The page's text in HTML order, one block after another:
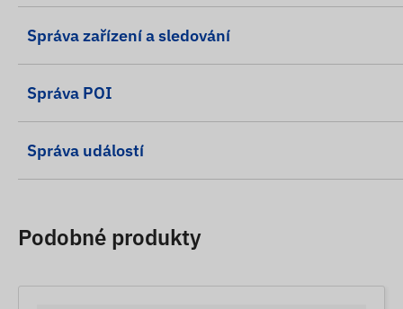
Správa zařízení a sledování
Správa POI
Správa událostí
Podobné produkty